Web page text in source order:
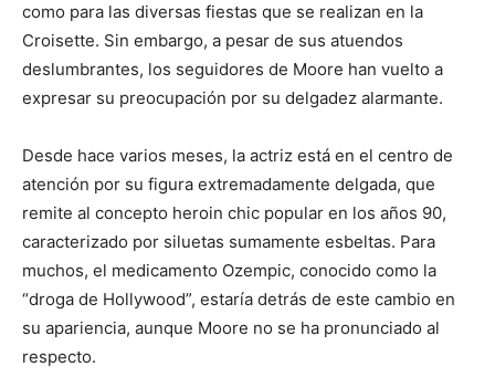
como para las diversas fiestas que se realizan en la
Croisette. Sin embargo, a pesar de sus atuendos
deslumbrantes, los seguidores de Moore han vuelto a
expresar su preocupación por su delgadez alarmante.
Desde hace varios meses, la actriz está en el centro de
atención por su figura extremadamente delgada, que
remite al concepto heroin chic popular en los años 90,
caracterizado por siluetas sumamente esbeltas. Para
muchos, el medicamento Ozempic, conocido como la
“droga de Hollywood”, estaría detrás de este cambio en
su apariencia, aunque Moore no se ha pronunciado al
respecto.